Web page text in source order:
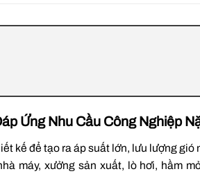
Ứng Nhu Cầu Công Nghiệp
kế để tạo ra áp suất lớn, lưu lượng gió
máy, xưởng sản xuất, lò hơi, hầm